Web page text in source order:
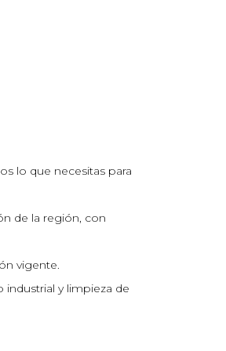
lo que necesitas para
de la región, con
vigente.
y limpieza de